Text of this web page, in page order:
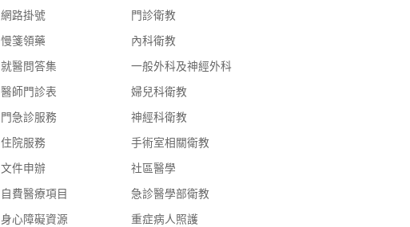
網路掛號
慢箋領藥
就醫問答集
醫師門診表
門急診服務
住院服務
文件申辦
自費醫療項目
身心障礙資源
門診衛教
內科衛教
一般外科及神經外科
婦兒科衛教
神經科衛教
手術室相關衛教
社區醫學
急診醫學部衛教
重症病人照護